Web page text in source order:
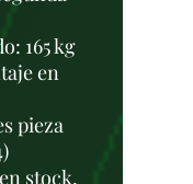
165 kg
en
pieza
stock,